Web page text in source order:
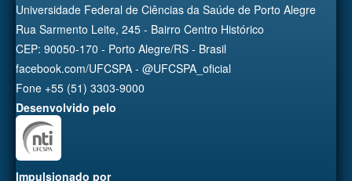
Universidade Federal de Ciências da Saúde de Porto Alegre
Rua Sarmento Leite, 245 - Bairro Centro Histórico
CEP: 90050-170 - Porto Alegre/RS - Brasil
facebook.com/UFCSPA - @UFCSPA_oficial
Fone +55 (51) 3303-9000
Desenvolvido pelo
Impulsionado por